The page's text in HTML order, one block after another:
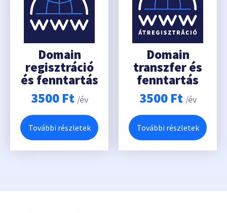
Domain
regisztráció
és fenntartás
3500 Ft /év
További részletek
Domain
transzfer és
fenntartás
3500 Ft /év
További részletek